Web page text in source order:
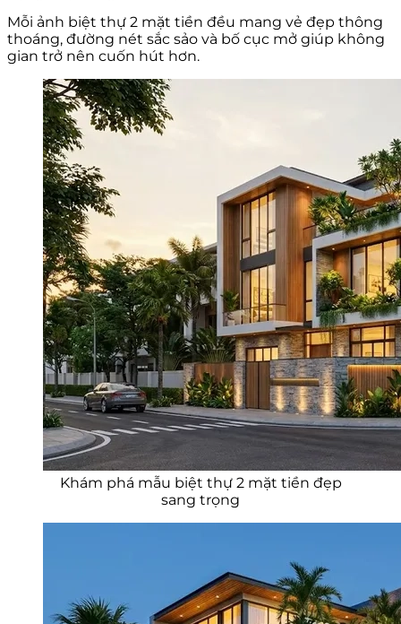
Mỗi ảnh biệt thự 2 mặt tiền đều mang vẻ đẹp thông
thoáng, đường nét sắc sảo và bố cục mở giúp không
gian trở nên cuốn hút hơn.
Khám phá mẫu biệt thự 2 mặt tiền đẹp
sang trọng